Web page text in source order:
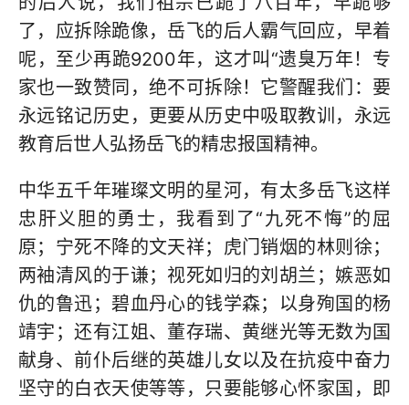
了，应拆除跪像，岳飞的后人霸气回应，早着
呢，至少再跪9200年，这才叫“遗臭万年！专
家也一致赞同，绝不可拆除！它警醒我们：要
永远铭记历史，更要从历史中吸取教训，永远
教育后世人弘扬岳飞的精忠报国精神。
中华五千年璀璨文明的星河，有太多岳飞这样
忠肝义胆的勇士，我看到了“九死不悔”的屈
原；宁死不降的文天祥；虎门销烟的林则徐；
两袖清风的于谦；视死如归的刘胡兰；嫉恶如
仇的鲁迅；碧血丹心的钱学森；以身殉国的杨
靖宇；还有江姐、董存瑞、黄继光等无数为国
献身、前仆后继的英雄儿女以及在抗疫中奋力
坚守的白衣天使等等，只要能够心怀家国，即